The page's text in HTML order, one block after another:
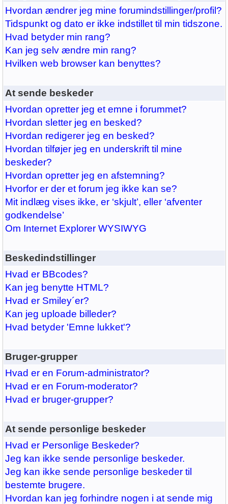
Hvordan ændrer jeg mine forumindstillinger/profil?
Tidspunkt og dato er ikke indstillet til min tidszone.
Hvad betyder min rang?
Kan jeg selv ændre min rang?
Hvilken web browser kan benyttes?
At sende beskeder
Hvordan opretter jeg et emne i forummet?
Hvordan sletter jeg en besked?
Hvordan redigerer jeg en besked?
Hvordan tilføjer jeg en underskrift til mine
beskeder?
Hvordan opretter jeg en afstemning?
Hvorfor er der et forum jeg ikke kan se?
Mit indlæg vises ikke, er ‘skjult’, eller ‘afventer
godkendelse’
Om Internet Explorer WYSIWYG
Beskedindstillinger
Hvad er BBcodes?
Kan jeg benytte HTML?
Hvad er Smiley´er?
Kan jeg uploade billeder?
Hvad betyder 'Emne lukket'?
Bruger-grupper
Hvad er en Forum-administrator?
Hvad er en Forum-moderator?
Hvad er bruger-grupper?
At sende personlige beskeder
Hvad er Personlige Beskeder?
Jeg kan ikke sende personlige beskeder.
Jeg kan ikke sende personlige beskeder til
bestemte brugere.
Hvordan kan jeg forhindre nogen i at sende mig